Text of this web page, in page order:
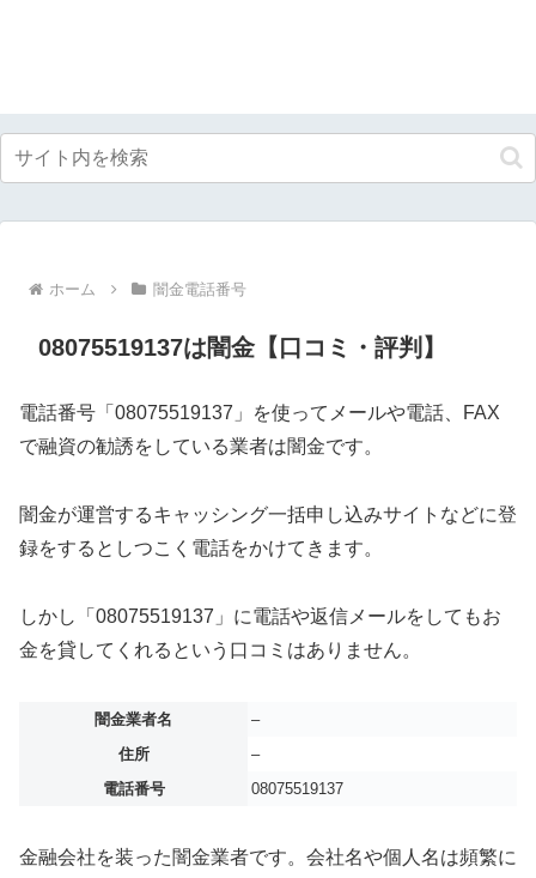
ホーム 闇金電話番号
08075519137は闇金【口コミ・評判】
電話番号「08075519137」を使ってメールや電話、FAX
で融資の勧誘をしている業者は闇金です。
闇金が運営するキャッシング一括申し込みサイトなどに登
録をするとしつこく電話をかけてきます。
しかし「08075519137」に電話や返信メールをしてもお
金を貸してくれるという口コミはありません。
闇金業者名
–
住所
–
電話番号
08075519137
金融会社を装った闇金業者です。会社名や個人名は頻繁に